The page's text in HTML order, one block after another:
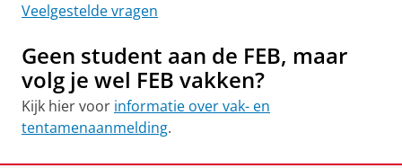
Veelgestelde vragen
Geen student aan de FEB, maar
volg je wel FEB vakken?
Kijk hier voor informatie over vak- en
tentamenaanmelding.